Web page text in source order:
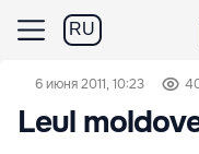
RU
6 июня 2011, 10:23
Leul